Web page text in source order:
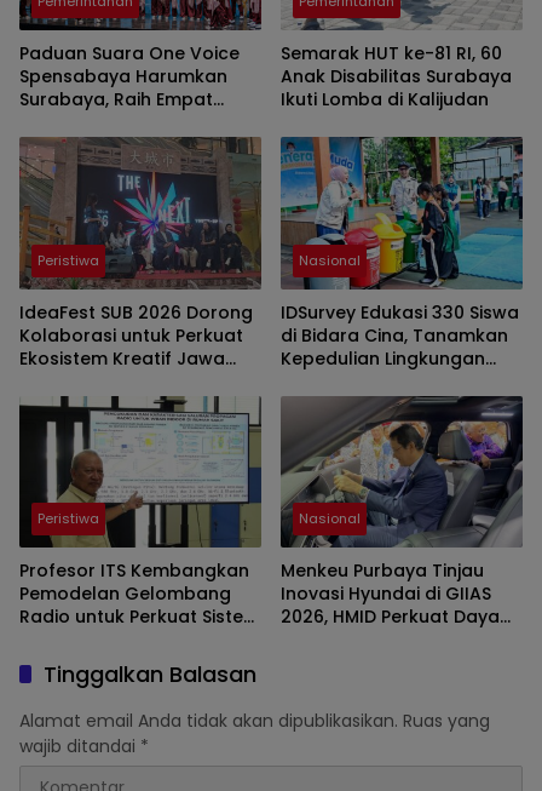
Paduan Suara One Voice
Spensabaya Harumkan
Surabaya, Raih Empat
Semarak HUT ke-81 RI, 60
Anak Disabilitas Surabaya
Ikuti Lomba di Kalijudan
Peristiwa
IdeaFest SUB 2026 Dorong
Kolaborasi untuk Perkuat
Ekosistem Kreatif Jawa
Nasional
IDSurvey Edukasi 330 Siswa
di Bidara Cina, Tanamkan
Kepedulian Lingkungan
Peristiwa
Profesor ITS Kembangkan
Pemodelan Gelombang
Radio untuk Perkuat Sistem
Nasional
Menkeu Purbaya Tinjau
Inovasi Hyundai di GIIAS
2026, HMID Perkuat Daya
Tinggalkan Balasan
Alamat email Anda tidak akan dipublikasikan. Ruas yang
wajib ditandai *